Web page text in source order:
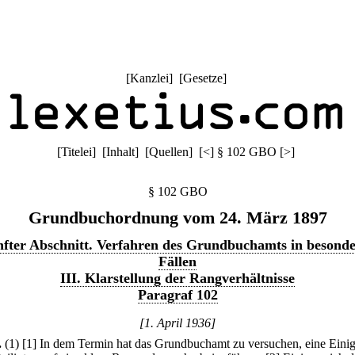
[Kanzlei] [Gesetze]
[Titelei] [Inhalt] [Quellen] [<] § 102 GBO [>]
§ 102 GBO
Grundbuchordnung vom 24. März 1897
Abschnitt. Verfahren des Grundbuchamts in
Fällen
III. Klarstellung der Rangverhältnisse
Paragraf 102
[1. April 1936]
(1) [1] In dem Termin hat das Grundbuchamt zu versuchen, eine